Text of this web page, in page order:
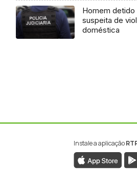
Homem
suspeita de
doméstica
Instale a aplicação